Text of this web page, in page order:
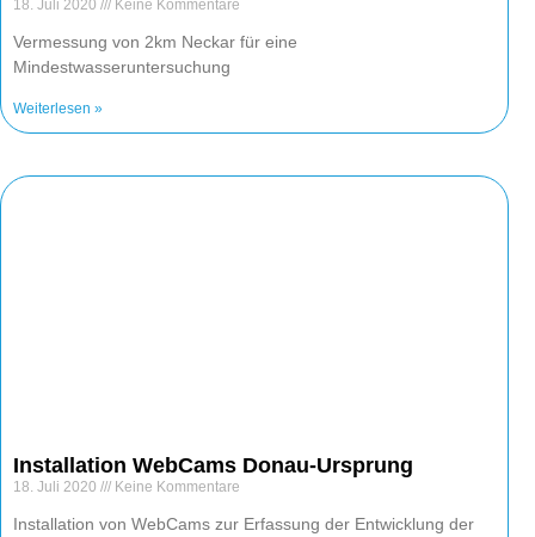
18. Juli 2020 Keine Kommentare
Vermessung von 2km Neckar für eine
Mindestwasseruntersuchung
Weiterlesen »
Installation WebCams Donau-Ursprung
18. Juli 2020 Keine Kommentare
Installation von WebCams zur Erfassung der Entwicklung der